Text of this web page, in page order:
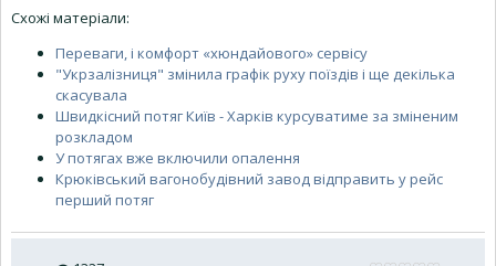
Схожі матеріали:
Переваги, і комфорт «хюндайового» сервісу
"Укрзалізниця" змінила графік руху поїздів і ще декілька
скасувала
Швидкісний потяг Київ - Харків курсуватиме за зміненим
розкладом
У потягах вже включили опалення
Крюківський вагонобудівний завод відправить у рейс
перший потяг